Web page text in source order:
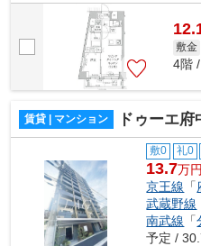
様へ提供しております！最新の情報は
敷金
4階
賃貸 | マンション ドゥーエ府
敷0 礼0
13.7万
京王線 「
武蔵野線
南武線 「
予定 /